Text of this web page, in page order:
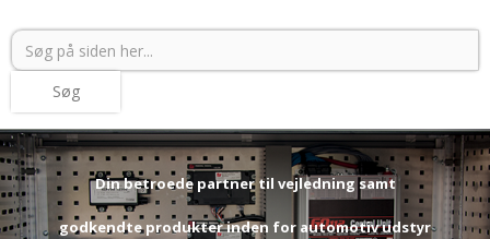
Din betroede partner til vejledning samt
godkendte produkter inden for automotiv udstyr